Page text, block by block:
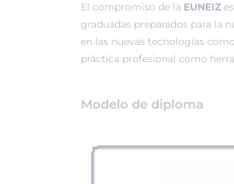
El compromiso de la EUNEIZ
graduadas preparados para la
en las nuevas tecnologías
práctica profesional como
Modelo de diploma